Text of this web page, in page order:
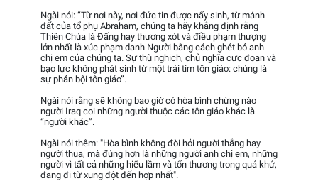
Ngài nói: “Từ nơi này, nơi đức tin được nẩy sinh, từ mảnh
đất của tổ phụ Abraham, chúng ta hãy khẳng định rằng
Thiên Chúa là Đấng hay thương xót và điều phạm thượng
lớn nhất là xúc phạm danh Người bằng cách ghét bỏ anh
chị em của chúng ta. Sự thù nghịch, chủ nghĩa cực đoan và
bạo lực không phát sinh từ một trái tim tôn giáo: chúng là
sự phản bội tôn giáo”.
Ngài nói rằng sẽ không bao giờ có hòa bình chừng nào
người Iraq coi những người thuộc các tôn giáo khác là
“người khác”.
Ngài nói thêm: "Hòa bình không đòi hỏi người thắng hay
người thua, mà đúng hơn là những người anh chị em, những
người vì tất cả những hiểu lầm và tổn thương trong quá khứ,
đang đi từ xung đột đến hợp nhất".